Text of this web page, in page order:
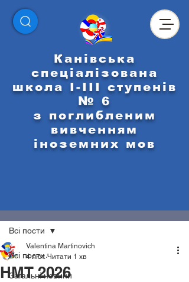
Канівська
спеціалізована
школа І-ІІІ ступенів
№ 6
з поглибленим
вивченням
іноземних мов
Всі пости
Загальні новини
Всі пости
НМТ 2026
Valentina Martinovich
4 лют. Читати 1 хв